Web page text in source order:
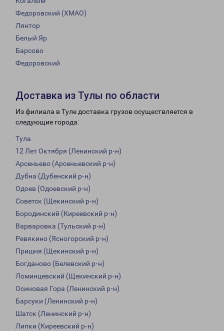
Федоровский (ХМАО)
Лянтор
Белый Яр
Барсово
Федоровский
Доставка из Тулы по области
Из филиала в Туле доставка грузов осуществляется в
следующие города:
Тула
12 Лет Октября (Ленинский р-н)
Арсеньево (Арсеньевский р-н)
Дубна (Дубенский р-н)
Одоев (Одоевский р-н)
Советск (Щекинский р-н)
Бородинский (Киреевский р-н)
Варваровка (Тульский р-н)
Ревякино (Ясногорский р-н)
Пришня (Щекинский р-н)
Богданово (Белевский р-н)
Ломинцевский (Щекинский р-н)
Осиновая Гора (Ленинский р-н)
Барсуки (Ленинский р-н)
Шатск (Ленинский р-н)
Липки (Киреевский р-н)